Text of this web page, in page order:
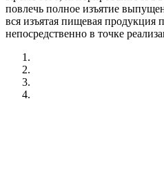
повлечь полное изъятие
вся изъятая пищевая
непосредственно в точке